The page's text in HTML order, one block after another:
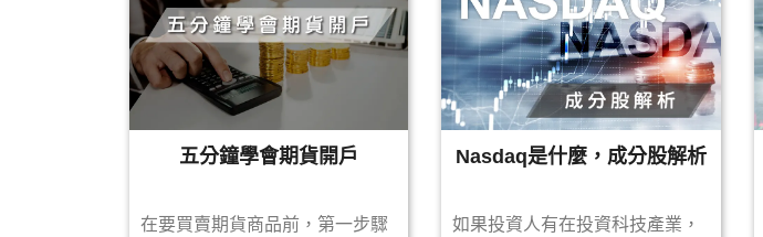
五分鐘學會期貨開戶
在要買賣期貨商品前，第一步驟
Nasdaq是什麼，成分股解析
如果投資人有在投資科技產業，